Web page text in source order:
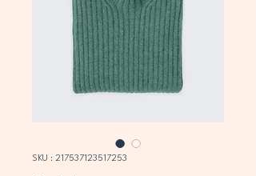
SKU : 217537123517253